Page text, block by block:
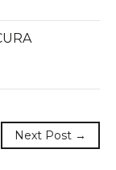
Next Post →